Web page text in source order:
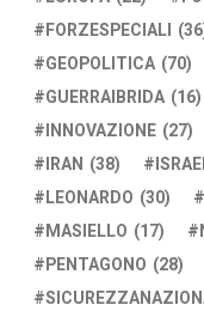
FORZESPECIALI
GEOPOLITICA (70)
GUERRAIBRIDA (16)
INNOVAZIONE (27)
IRAN (38)
LEONARDO (30)
MASIELLO (17)
PENTAGONO (28)